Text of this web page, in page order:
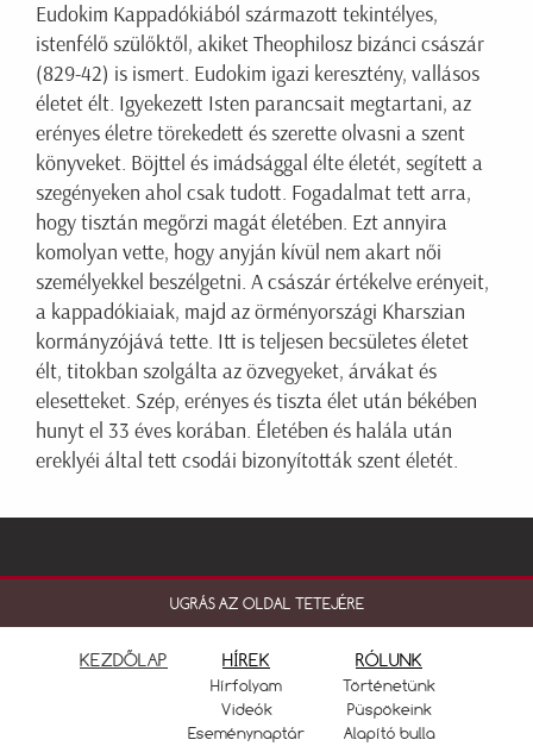
Eudokim Kappadókiából származott tekintélyes,
istenfélő szülőktől, akiket Theophilosz bizánci császár
(829-42) is ismert. Eudokim igazi keresztény, vallásos
életet élt. Igyekezett Isten parancsait megtartani, az
erényes életre törekedett és szerette olvasni a szent
könyveket. Böjttel és imádsággal élte életét, segített a
szegényeken ahol csak tudott. Fogadalmat tett arra,
hogy tisztán megőrzi magát életében. Ezt annyira
komolyan vette, hogy anyján kívül nem akart női
személyekkel beszélgetni. A császár értékelve erényeit,
a kappadókiaiak, majd az örményországi Kharszian
kormányzójává tette. Itt is teljesen becsületes életet
élt, titokban szolgálta az özvegyeket, árvákat és
elesetteket. Szép, erényes és tiszta élet után békében
hunyt el 33 éves korában. Életében és halála után
ereklyéi által tett csodái bizonyították szent életét.
UGRÁS AZ OLDAL TETEJÉRE
KEZDŐLAP HÍREK
Hírfolyam
Videók
Eseménynaptár
RÓLUNK
Történetünk
Püspökeink
Alapító bulla